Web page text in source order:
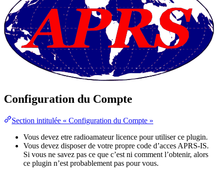
Configuration du Compte
Section intitulée « Configuration du Compte »
Vous devez etre radioamateur licence pour utiliser ce plugin.
Vous devez disposer de votre propre code d’acces APRS-IS.
Si vous ne savez pas ce que c’est ni comment l’obtenir, alors
ce plugin n’est probablement pas pour vous.